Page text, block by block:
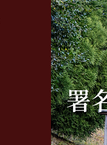
署